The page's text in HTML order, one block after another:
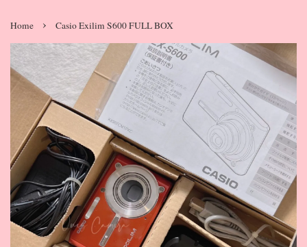
Home › Casio Exilim S600 FULL BOX